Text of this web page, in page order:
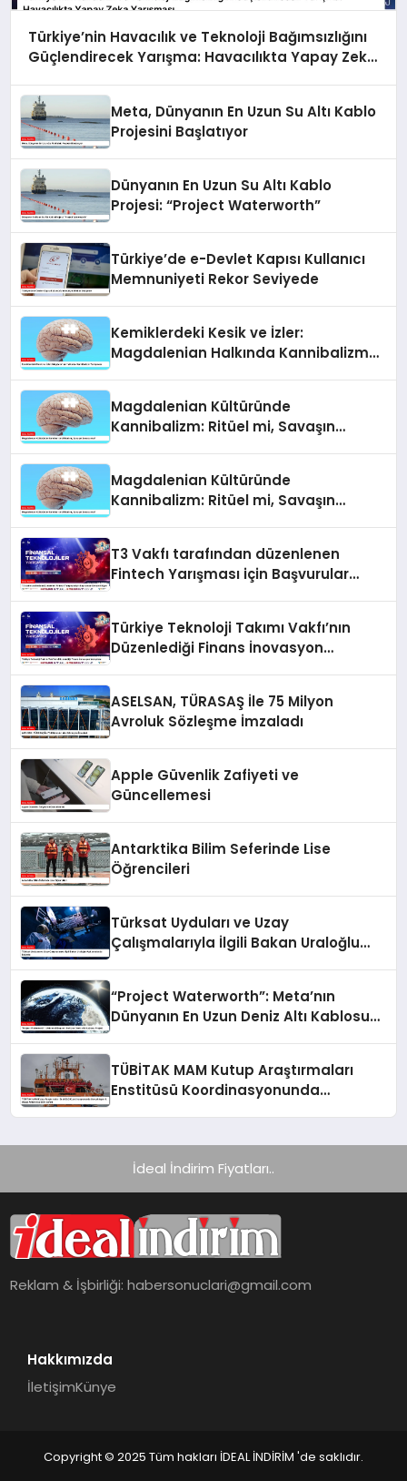
Türkiye’nin Havacılık ve Teknoloji Bağımsızlığını
Güçlendirecek Yarışma: Havacılıkta Yapay Zeka
Meta, Dünyanın En Uzun Su Altı Kablo
Projesini Başlatıyor
Dünyanın En Uzun Su Altı Kablo
Projesi: “Project Waterworth”
Türkiye’de e-Devlet Kapısı Kullanıcı
Memnuniyeti Rekor Seviyede
Kemiklerdeki Kesik ve İzler:
Magdalenian Halkında Kannibalizm
Magdalenian Kültüründe
Kannibalizm: Ritüel mi, Savaşın
Magdalenian Kültüründe
Kannibalizm: Ritüel mi, Savaşın
T3 Vakfı tarafından düzenlenen
Fintech Yarışması için Başvurular
Türkiye Teknoloji Takımı Vakfı’nın
Düzenlediği Finans İnovasyon
ASELSAN, TÜRASAŞ İle 75 Milyon
Avroluk Sözleşme İmzaladı
Apple Güvenlik Zafiyeti ve
Güncellemesi
Antarktika Bilim Seferinde Lise
Öğrencileri
Türksat Uyduları ve Uzay
Çalışmalarıyla İlgili Bakan Uraloğlu
“Project Waterworth”: Meta’nın
Dünyanın En Uzun Deniz Altı Kablosu
TÜBİTAK MAM Kutup Araştırmaları
Enstitüsü Koordinasyonunda
İdeal İndirim Fiyatları..
Reklam & İşbirliği:habersonuclari@gmail.com
Hakkımızda
İletişimKünye
Copyright © 2025 Tüm hakları İDEAL İNDİRİM 'de saklıdır.